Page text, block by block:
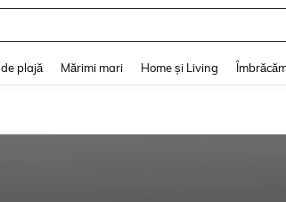
plajă Mărimi mari Home și Living